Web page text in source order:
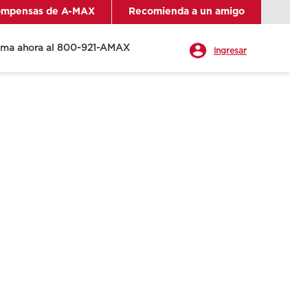
de A-MAX Recomienda a un amigo
ahora al 800-921-AMAX Ingresar